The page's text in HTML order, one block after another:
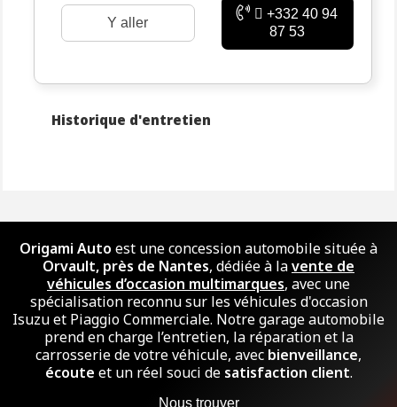
Y aller
+332 40 94
87 53
Historique d'entretien
Origami Auto est une concession automobile située à
Orvault, près de Nantes, dédiée à lavente de
véhicules d’occasion multimarques, avec une
spécialisation reconnu sur les véhicules d'occasion
Isuzu et Piaggio Commerciale. Notre garage automobile
prend en charge l’entretien, la réparation et la
carrosserie de votre véhicule, avec bienveillance,
écoute et un réel souci de satisfaction client.
Nous trouver